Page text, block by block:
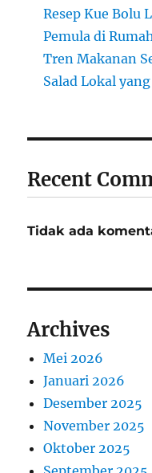
Resep Kue Bolu
Pemula di Rumah
Tren Makanan
Salad Lokal
Recent
Tidak ada
Archives
Mei 2026
Januari 2026
Desember 2025
November 2025
Oktober 2025